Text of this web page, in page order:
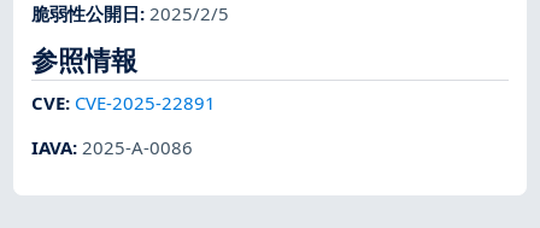
脆弱性公開日:2025/2/5
参照情報
CVE: CVE-2025-22891
IAVA: 2025-A-0086